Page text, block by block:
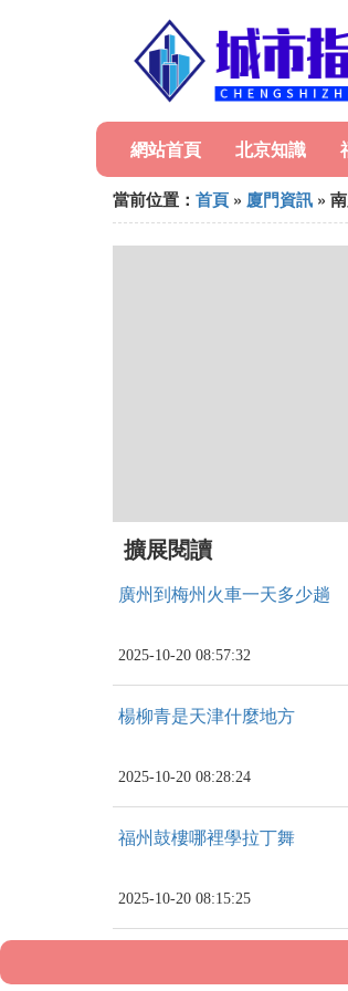
網站首頁 北京知識
當前位置： 首頁 » 廈門資訊 »
擴展閱讀
廣州到梅州火車一天多少趟
2025-10-20 08:57:32
楊柳青是天津什麼地方
2025-10-20 08:28:24
福州鼓樓哪裡學拉丁舞
2025-10-20 08:15:25